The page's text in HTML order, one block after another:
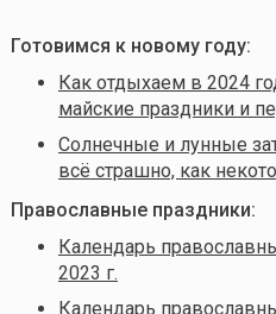
Готовимся к новому году:
Как отдыхаем в 2024
майские праздники и
Солнечные и лунные
всё страшно, как
Православные праздники:
Календарь
2023 г.
Календарь